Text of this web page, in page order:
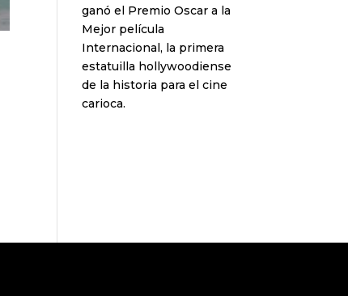
ganó el Premio Oscar a la
Mejor película
Internacional, la primera
estatuilla hollywoodiense
de la historia para el cine
carioca.